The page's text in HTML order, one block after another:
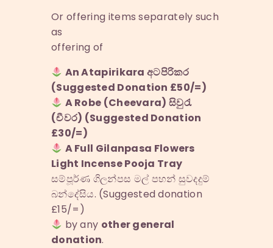
Or offering items separately such
as
offering of
An Atapirikara අටපිරිකර
(Suggested Donation £50/=)
A Robe (Cheevara) සිවුරැ
(චීවර) (Suggested Donation
£30/=)
A Full Gilanpasa Flowers
Light Incense Pooja Tray
සම්පූර්ණ ගිලන්පස මල් පහන් සුවදදුම්
බන්දේසිය. (Suggested donation
£15/=)
by any other general
donation.